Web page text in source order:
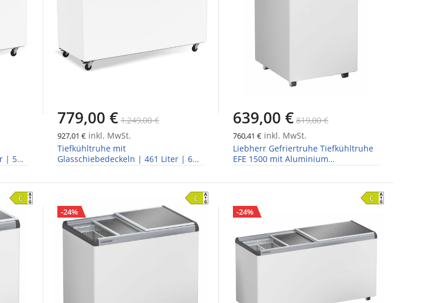
| 5
779,00 € 1.249,00 €
927,01 €inkl. MwSt.
Tiefkühltruhe mit
Glasschiebedeckeln | 461 Liter | 6
639,00 € 819,00 €
760,41 €inkl. MwSt.
Liebherr Gefriertruhe Tiefkühltruhe
EFE 1500 mit Aluminium
-24% -24%